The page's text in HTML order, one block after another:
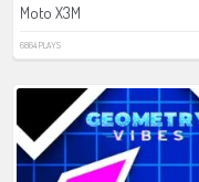
Moto X3M
6864 PLAYS